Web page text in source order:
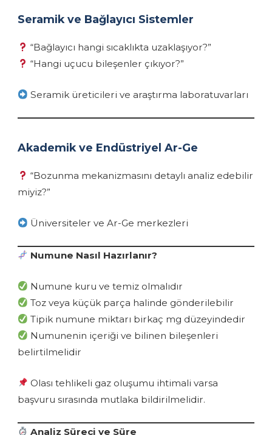
Seramik ve Bağlayıcı Sistemler
“Bağlayıcı hangi sıcaklıkta uzaklaşıyor?”
“Hangi uçucu bileşenler çıkıyor?”
Seramik üreticileri ve araştırma laboratuvarları
Akademik ve Endüstriyel Ar-Ge
“Bozunma mekanizmasını detaylı analiz edebilir
miyiz?”
Üniversiteler ve Ar-Ge merkezleri
Numune Nasıl Hazırlanır?
Numune kuru ve temiz olmalıdır
Toz veya küçük parça halinde gönderilebilir
Tipik numune miktarı birkaç mg düzeyindedir
Numunenin içeriği ve bilinen bileşenleri
belirtilmelidir
Olası tehlikeli gaz oluşumu ihtimali varsa
başvuru sırasında mutlaka bildirilmelidir.
Analiz Süreci ve Süre